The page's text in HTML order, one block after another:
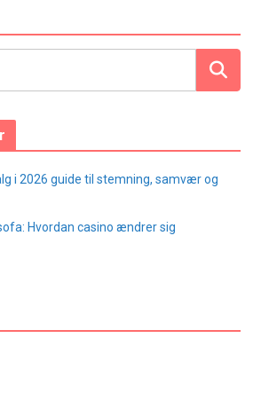
i 2026 guide til stemning, samvær og
Hvordan casino ændrer sig